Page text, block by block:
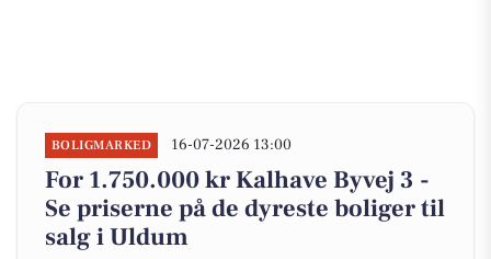
BOLIGMARKED 16-07-2026 13:00
For 1.750.000 kr Kalhave Byvej 3 -
Se priserne på de dyreste boliger til
salg i Uldum